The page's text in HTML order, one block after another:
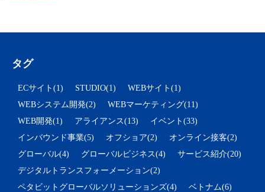
タグ
ECサイト(1) STUDIO(1)
WEBサイト(1)
WEBシステム開発(2)
WEBマーケティング(11)
WEB開発(1)
アライアンス(13)
イベント(33)
インバウンド事業(5)
オフショア(2)
オンライン接客(2)
グローバル(4)
グローバルビジネス(4)
サービス紹介(20)
デジタルトランスフォーメーション(2)
ペタビットグローバルソリューションズ(4)
ベトナム(6)